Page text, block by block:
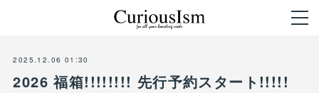
2025.12.06 01:30
2026 福箱!!!!!!!! 先行予約スタート!!!!!